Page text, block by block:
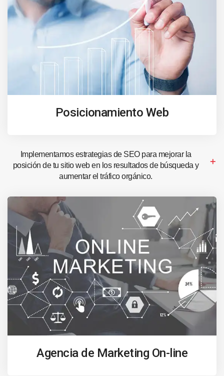
Posicionamiento Web
Implementamos estrategias de SEO para mejorar la
posición de tu sitio web en los resultados de búsqueda y
aumentar el tráfico orgánico.
Agencia de Marketing On-line